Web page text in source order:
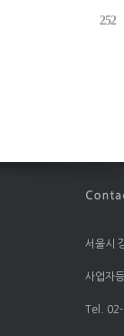
252
서울시
사업자
Tel.